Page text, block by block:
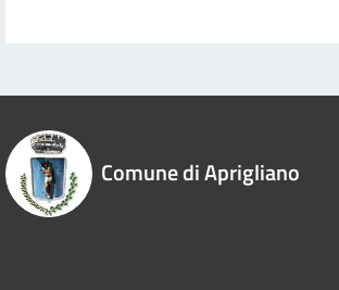
Comune di Aprigliano